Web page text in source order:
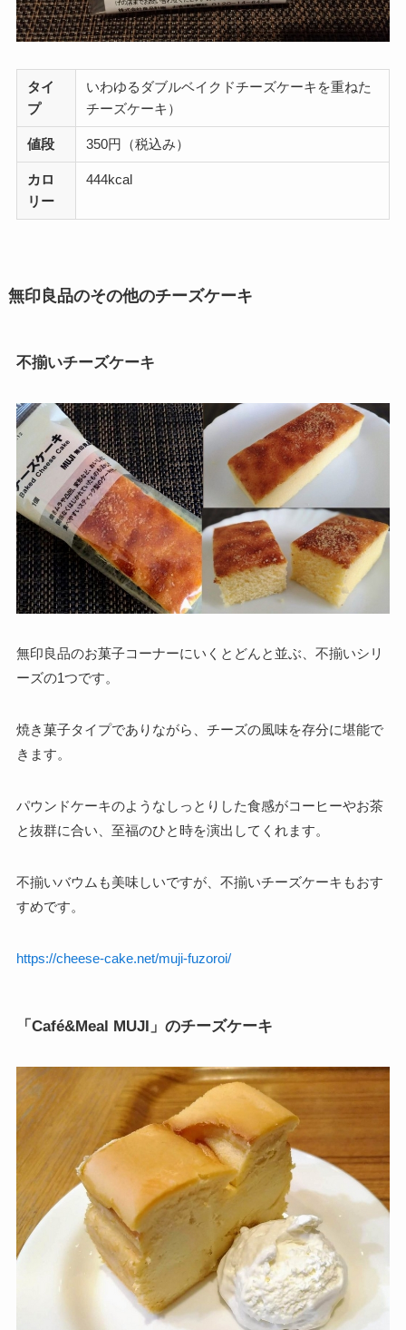
タイ
プ
いわゆるダブルベイクドチーズケーキを重ねた
チーズケーキ）
値段 350円（税込み）
カロ
リー
444kcal
無印良品のその他のチーズケーキ
不揃いチーズケーキ
無印良品のお菓子コーナーにいくとどんと並ぶ、不揃いシリ
ーズの1つです。
焼き菓子タイプでありながら、チーズの風味を存分に堪能で
きます。
パウンドケーキのようなしっとりした食感がコーヒーやお茶
と抜群に合い、至福のひと時を演出してくれます。
不揃いバウムも美味しいですが、不揃いチーズケーキもおす
すめです。
https://cheese-cake.net/muji-fuzoroi/
「Café&Meal MUJI」のチーズケーキ